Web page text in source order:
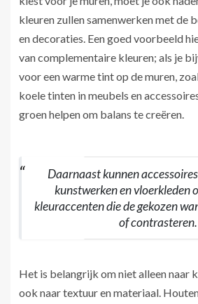
kleuren zullen samenwerken met de
en decoraties. Een goed voorbeeld
van complementaire kleuren; als je
voor een warme tint op de muren,
koele tinten in meubels en
groen helpen om balans te creëren.
Daarnaast kunnen
kunstwerken en vloerkleden
kleuraccenten die de gekozen
of contrasteren.
Het is belangrijk om niet alleen naar
ook naar textuur en materiaal.